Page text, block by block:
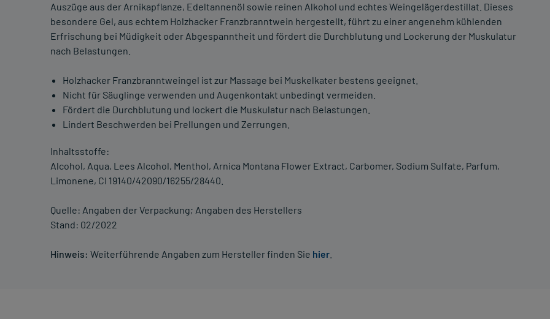
Auszüge aus der Arnikapflanze, Edeltannenöl sowie reinen Alkohol und echtes Weingelägerdestillat. Dieses
besondere Gel, aus echtem Holzhacker Franzbranntwein hergestellt, führt zu einer angenehm kühlenden
Erfrischung bei Müdigkeit oder Abgespanntheit und fördert die Durchblutung und Lockerung der Muskulatur
nach Belastungen.
Holzhacker Franzbranntweingel ist zur Massage bei Muskelkater bestens geeignet.
Nicht für Säuglinge verwenden und Augenkontakt unbedingt vermeiden.
Fördert die Durchblutung und lockert die Muskulatur nach Belastungen.
Lindert Beschwerden bei Prellungen und Zerrungen.
Inhaltsstoffe:
Alcohol, Aqua, Lees Alcohol, Menthol, Arnica Montana Flower Extract, Carbomer, Sodium Sulfate, Parfum,
Limonene, CI 19140/42090/16255/28440.
Quelle: Angaben der Verpackung; Angaben des Herstellers
Stand: 02/2022
Hinweis: Weiterführende Angaben zum Hersteller finden Sie hier